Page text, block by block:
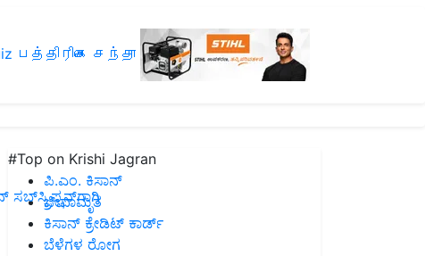
பத்திரிகை சந்தா
ಸಬ್‌ಸ್ಕ್ರಿಪ್ಷನ್‌ಗಾಗಿ
#Top on Krishi Jagran
ಪಿ.ಎಂ. ಕಿಸಾನ್
ಜೀವಾಮೃತ
ಕಿಸಾನ್ ಕ್ರೇಡಿಟ್ ಕಾರ್ಡ್
ಬೆಳೆಗಳ ರೋಗ